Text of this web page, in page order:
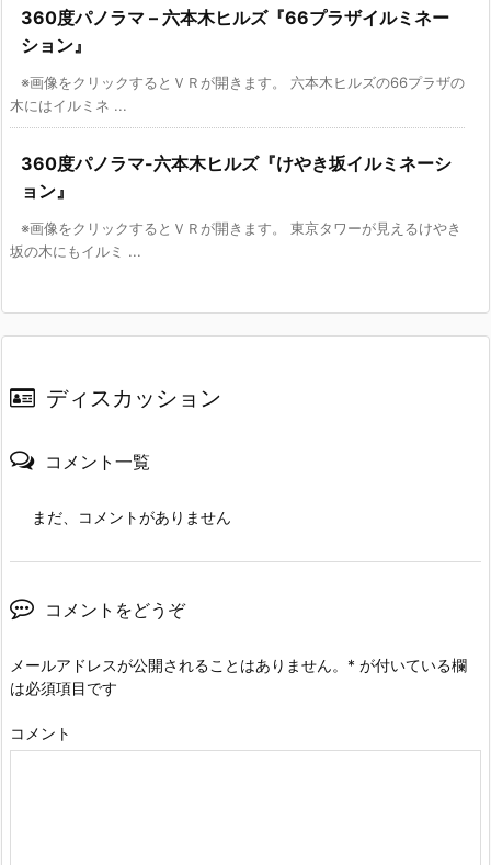
360度パノラマ – 六本木ヒルズ『66プラザイルミネー
ション』
※画像をクリックするとＶＲが開きます。 六本木ヒルズの66プラザの
木にはイルミネ ...
360度パノラマ-六本木ヒルズ『けやき坂イルミネーシ
ョン』
※画像をクリックするとＶＲが開きます。 東京タワーが見えるけやき
坂の木にもイルミ ...
ディスカッション
コメント一覧
まだ、コメントがありません
コメントをどうぞ
メールアドレスが公開されることはありません。 * が付いている欄
は必須項目です
コメント